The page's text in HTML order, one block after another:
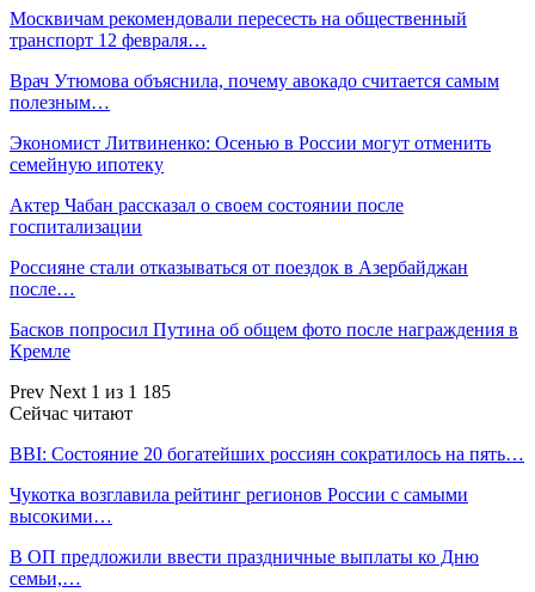
Москвичам рекомендовали пересесть на общественный
транспорт 12 февраля…
Врач Утюмова объяснила, почему авокадо считается самым
полезным…
Экономист Литвиненко: Осенью в России могут отменить
семейную ипотеку
Актер Чабан рассказал о своем состоянии после
госпитализации
Россияне стали отказываться от поездок в Азербайджан
после…
Басков попросил Путина об общем фото после награждения в
Кремле
Prev Next 1 из 1 185
Сейчас читают
BBI: Состояние 20 богатейших россиян сократилось на пять…
Чукотка возглавила рейтинг регионов России с самыми
высокими…
В ОП предложили ввести праздничные выплаты ко Дню
семьи,…